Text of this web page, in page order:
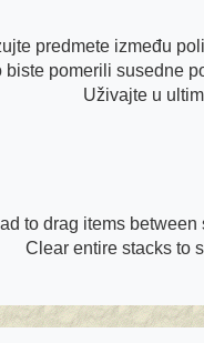
predmete između
pomerili susedne
Uživajte u
to drag items
Clear entire stacks to